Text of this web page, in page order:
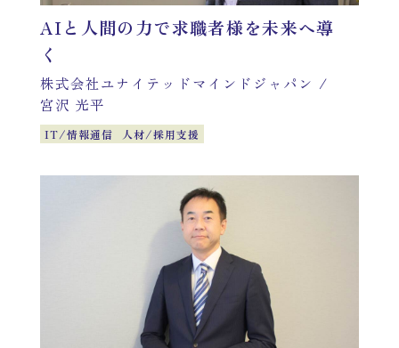
AIと人間の力で求職者様を未来へ導
く
株式会社ユナイテッドマインドジャパン /
宮沢 光平
IT/情報通信 人材/採用支援